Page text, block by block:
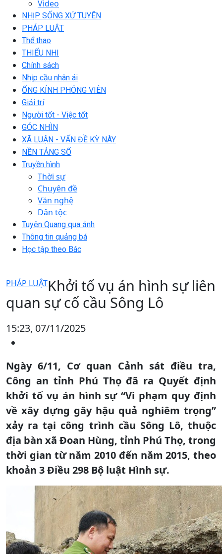
Video
NHỊP SỐNG XỨ TUYÊN
PHÁP LUẬT
Thể thao
THIẾU NHI
Chính sách
Nhịp cầu nhân ái
ỐNG KÍNH PHÓNG VIÊN
Giải trí
Người tốt - Việc tốt
GÓC NHÌN
XÃ LUẬN - VẤN ĐỀ KỲ NÀY
NỀN TẢNG SỐ
Truyền hình
Thời sự
Chuyên đề
Văn nghệ
Dân tộc
Tuyên Quang qua ảnh
Thông tin quảng bá
Học tập theo Bác
PHÁP LUẬTKhởi tố vụ án hình sự liên
quan sự cố cầu Sông Lô
15:23, 07/11/2025
Ngày 6/11, Cơ quan Cảnh sát điều tra,
Công an tỉnh Phú Thọ đã ra Quyết định
khởi tố vụ án hình sự “Vi phạm quy định
về xây dựng gây hậu quả nghiêm trọng”
xảy ra tại công trình cầu Sông Lô, thuộc
địa bàn xã Đoan Hùng, tỉnh Phú Thọ, trong
thời gian từ năm 2010 đến năm 2015, theo
khoản 3 Điều 298 Bộ luật Hình sự.